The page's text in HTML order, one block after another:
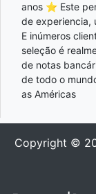
anos ⭐ Este
de experiencia,
E inúmeros
seleção é
de notas
de todo o
as Américas
Copyright ©